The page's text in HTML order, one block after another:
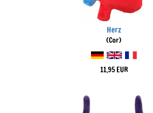
Herz
(Cor)
11,95 EUR